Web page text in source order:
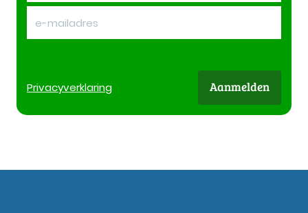
Privacyverklaring Aanmelden